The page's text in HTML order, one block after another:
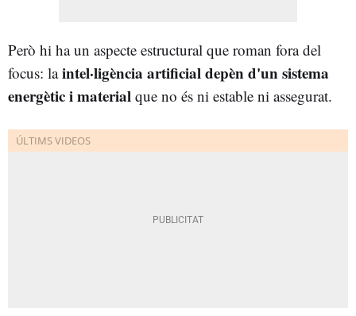
Però hi ha un aspecte estructural que roman fora del
focus: laintel·ligència artificial depèn d'un sistema
energètic i material que no és ni estable ni assegurat.